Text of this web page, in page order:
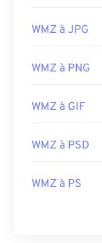
WMZ à JPG
WMZ à PNG
WMZ à GIF
WMZ à PSD
WMZ à PS